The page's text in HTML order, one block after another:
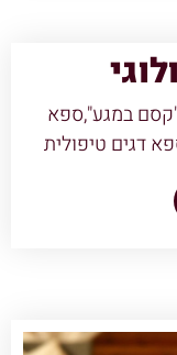
במגע",ספא
דגים טיפולית